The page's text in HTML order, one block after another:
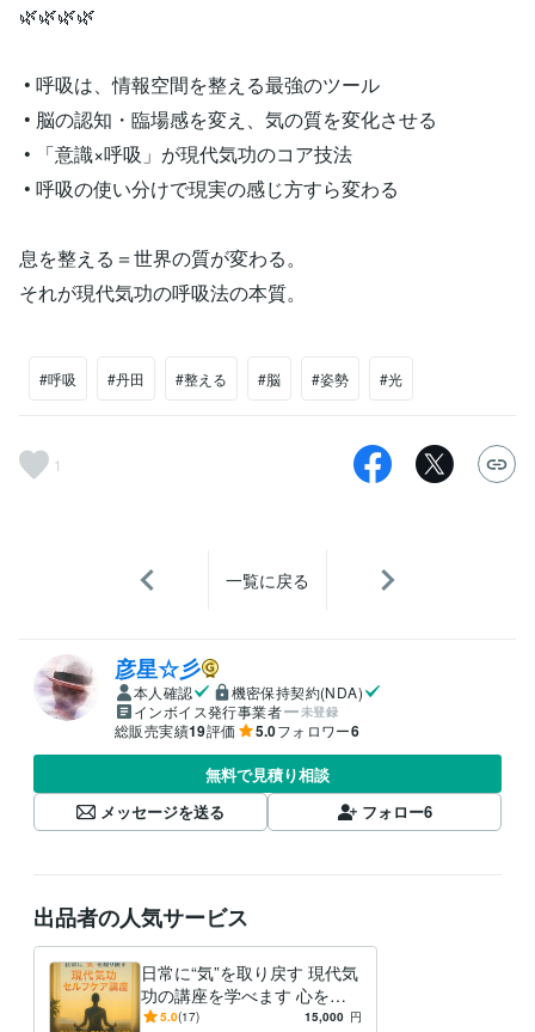
🌿🌿🌿🌿
• 呼吸は、情報空間を整える最強のツール
• 脳の認知・臨場感を変え、気の質を変化させる
• 「意識×呼吸」が現代気功のコア技法
• 呼吸の使い分けで現実の感じ方すら変わる
息を整える＝世界の質が変わる。
それが現代気功の呼吸法の本質。
#呼吸 #丹田 #整える #脳 #姿勢 #光
1
一覧に戻る
彦星☆彡
本人確認
機密保持契約(NDA)
インボイス発行事業者
未登録
総販売実績19評価 5.0フォロワー6
無料で見積り相談
メッセージを送る
フォロー6
出品者の人気サービス
日常に“気”を取り戻す 現代気
功の講座を学べます 心をほ
どき、気を整えるひととき。
5.0(17) 15,000 円